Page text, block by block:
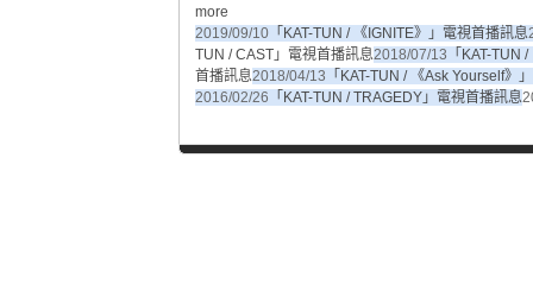
more
2019/09/10「KAT-TUN / 《IGNITE》」電視首播訊息
TUN / CAST」電視首播訊息2018/07/13 「KAT-TUN
首播訊息2018/04/13 「KAT-TUN / 《Ask Yourself》
2016/02/26 「KAT-TUN / TRAGEDY」電視首播訊息